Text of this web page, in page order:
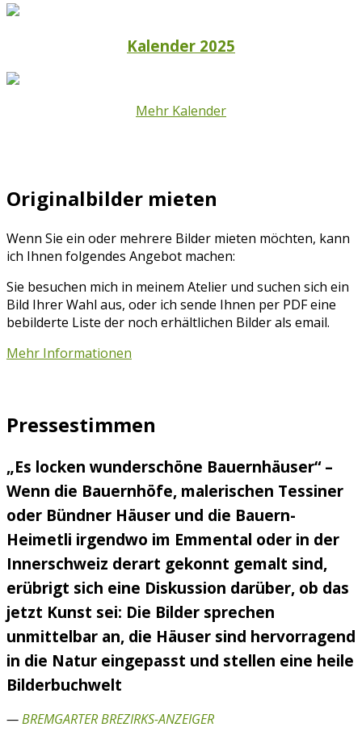
Kalender 2025
Mehr Kalender
Originalbilder mieten
Wenn Sie ein oder mehrere Bilder mieten möchten, kann
ich Ihnen folgendes Angebot machen:
Sie besuchen mich in meinem Atelier und suchen sich ein
Bild Ihrer Wahl aus, oder ich sende Ihnen per PDF eine
bebilderte Liste der noch erhältlichen Bilder als email.
Mehr Informationen
Pressestimmen
„Es locken wunderschöne Bauernhäuser“ –
Wenn die Bauernhöfe, malerischen Tessiner
oder Bündner Häuser und die Bauern-
Heimetli irgendwo im Emmental oder in der
Innerschweiz derart gekonnt gemalt sind,
erübrigt sich eine Diskussion darüber, ob das
jetzt Kunst sei: Die Bilder sprechen
unmittelbar an, die Häuser sind hervorragend
in die Natur eingepasst und stellen eine heile
Bilderbuchwelt
—BREMGARTER BREZIRKS-ANZEIGER